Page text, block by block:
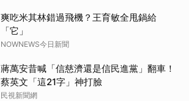
爽吃米其林錯過飛機？王育敏全甩鍋給
「它」
NOWNEWS今日新聞
蔣萬安昔喊「信慈濟還是信民進黨」翻車！
蔡英文「這21字」神打臉
民視新聞網